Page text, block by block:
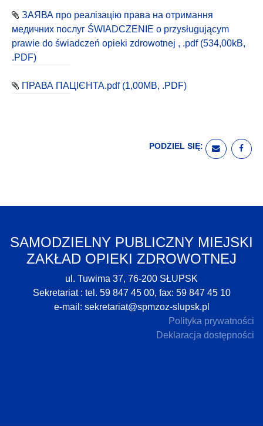
ЗАЯВА про реалізацію права на отримання
медичних послуг ŚWIADCZENIE o przysługującym
prawie do świadczeń opieki zdrowotnej , .pdf (534,00kB,
.PDF)
ПРАВА ПАЦІЄНТА.pdf (1,00MB, .PDF)
PODZIEL SIĘ:
WYŚLIJ
SAMODZIELNY PUBLICZNY MIEJSKI
ZAKŁAD OPIEKI ZDROWOTNEJ
ul. Tuwima 37, 76-200 SŁUPSK
Sekretariat : tel. 59 847 45 00, fax: 59 847 45 10
e-mail: sekretariat@spmzoz-slupsk.pl
Polityka prywatności
Deklaracja dostępności